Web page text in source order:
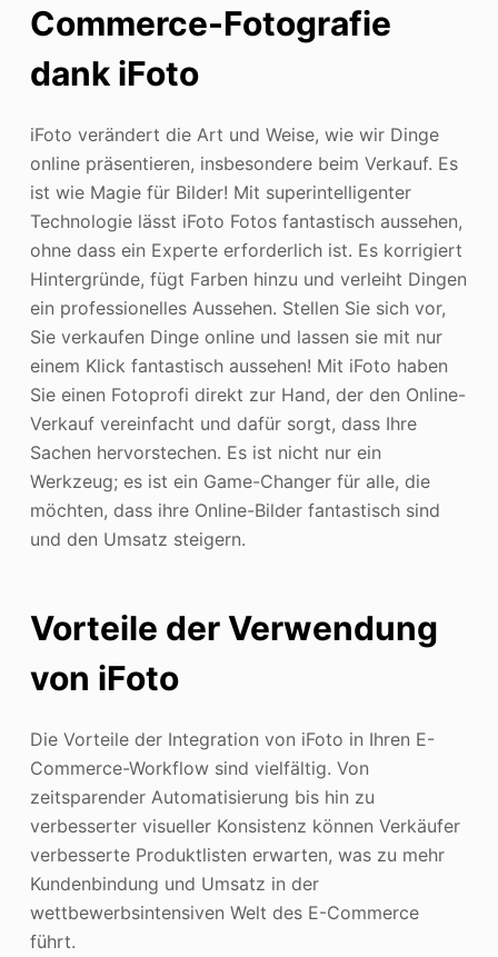
Commerce-Fotografie
dank iFoto
iFoto verändert die Art und Weise, wie wir Dinge
online präsentieren, insbesondere beim Verkauf. Es
ist wie Magie für Bilder! Mit superintelligenter
Technologie lässt iFoto Fotos fantastisch aussehen,
ohne dass ein Experte erforderlich ist. Es korrigiert
Hintergründe, fügt Farben hinzu und verleiht Dingen
ein professionelles Aussehen. Stellen Sie sich vor,
Sie verkaufen Dinge online und lassen sie mit nur
einem Klick fantastisch aussehen! Mit iFoto haben
Sie einen Fotoprofi direkt zur Hand, der den Online-
Verkauf vereinfacht und dafür sorgt, dass Ihre
Sachen hervorstechen. Es ist nicht nur ein
Werkzeug; es ist ein Game-Changer für alle, die
möchten, dass ihre Online-Bilder fantastisch sind
und den Umsatz steigern.
Vorteile der Verwendung
von iFoto
Die Vorteile der Integration von iFoto in Ihren E-
Commerce-Workflow sind vielfältig. Von
zeitsparender Automatisierung bis hin zu
verbesserter visueller Konsistenz können Verkäufer
verbesserte Produktlisten erwarten, was zu mehr
Kundenbindung und Umsatz in der
wettbewerbsintensiven Welt des E-Commerce
führt.